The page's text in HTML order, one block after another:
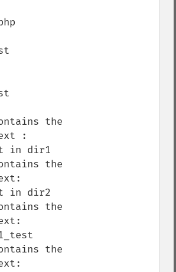
the
:
in dir1
the
in dir2
the
the